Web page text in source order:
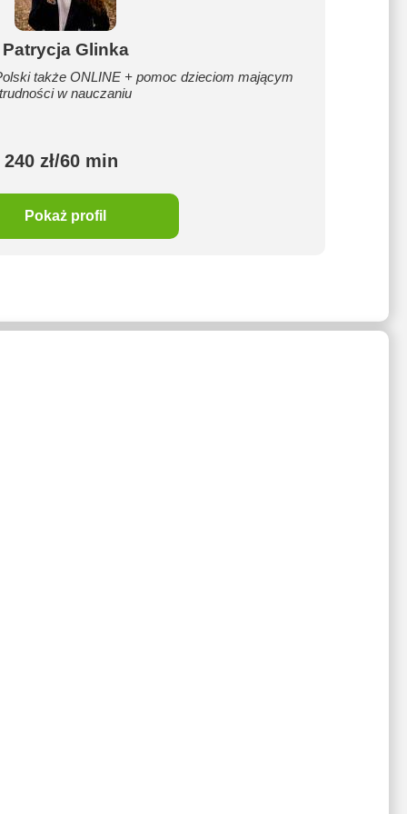
Patrycja Glinka
także ONLINE + pomoc dzieciom mającym
trudności w nauczaniu
240 zł/60 min
Pokaż profil